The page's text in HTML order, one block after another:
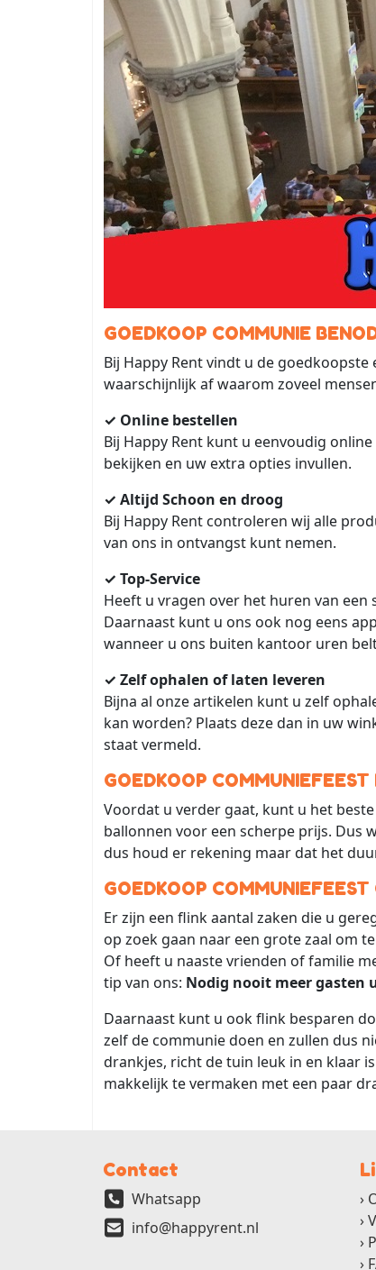
GOEDKOOP COMMUNIE
Bij Happy Rent vindt u de
waarschijnlijk af waarom zoveel
✓ Online bestellen
Bij Happy Rent kunt u eenvoudig
bekijken en uw extra opties invullen.
✓ Altijd Schoon en droog
Bij Happy Rent controleren wij alle
van ons in ontvangst kunt nemen.
✓ Top-Service
Heeft u vragen over het huren van
Daarnaast kunt u ons ook nog eens
wanneer u ons buiten kantoor uren
✓ Zelf ophalen of laten leveren
Bijna al onze artikelen kunt u zelf
kan worden? Plaats deze dan in uw
staat vermeld.
GOEDKOOP COMMUNIEFEEST
Voordat u verder gaat, kunt u het
ballonnen voor een scherpe prijs. Dus
dus houd er rekening maar dat het
GOEDKOOP COMMUNIEFEEST
Er zijn een flink aantal zaken die u
op zoek gaan naar een grote zaal om
Of heeft u naaste vrienden of familie
tip van ons: Nodig nooit meer gasten
Daarnaast kunt u ook flink besparen
zelf de communie doen en zullen dus
drankjes, richt de tuin leuk in en klaar
makkelijk te vermaken met een paar
Contact
Whatsapp
info@happyrent.nl